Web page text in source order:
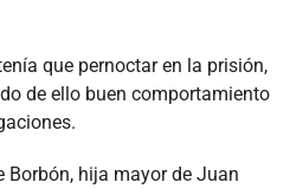
que pernoctar en la prisión,
de ello buen comportamiento
Borbón, hija mayor de Juan